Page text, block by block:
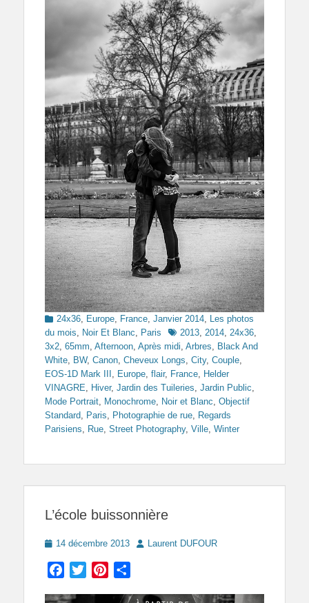
Categories
24x36, Europe, France, Janvier 2014, Les photos
du mois, Noir Et Blanc, Paris Tags2013, 2014, 24x36,
3x2, 65mm, Afternoon, Après midi, Arbres, Black And
White, BW, Canon, Cheveux Longs, City, Couple,
EOS-1D Mark III , Europe, flair, France, Helder
VINAGRE, Hiver, Jardin des Tuileries, Jardin Public,
Mode Portrait, Monochrome, Noir et Blanc, Objectif
Standard, Paris, Photographie de rue, Regards
Parisiens, Rue, Street Photography, Ville, Winter
L’école buissonnière
Posted
14 décembre 2013 AuthorLaurent DUFOUR
Facebook
TwitterPinterest